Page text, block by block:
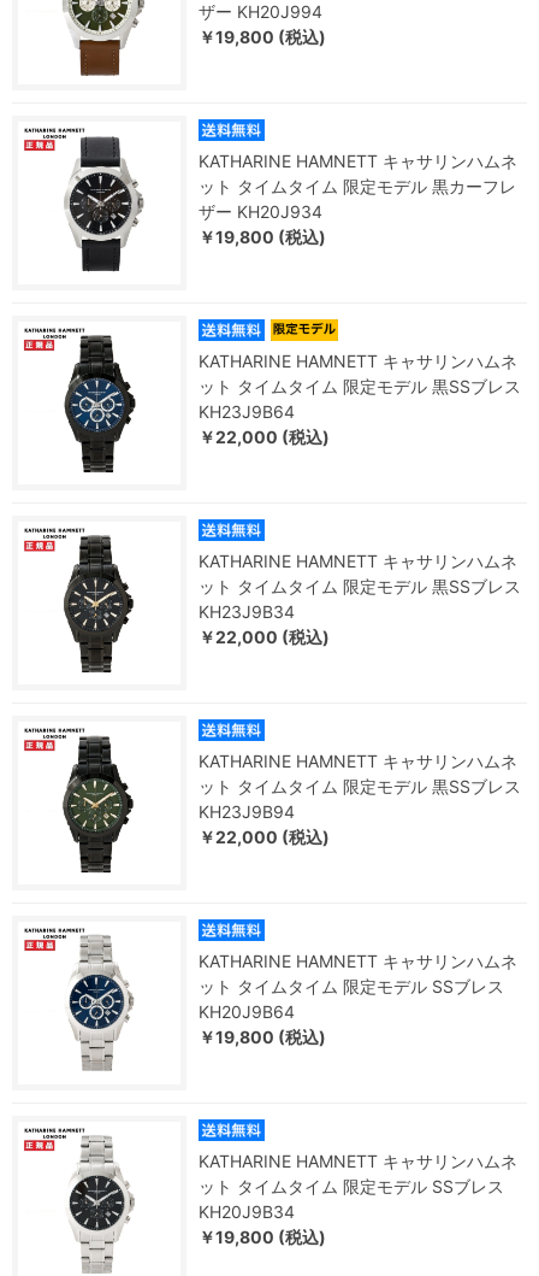
ザー KH20J994
￥19,800 (税込)
KATHARINE HAMNETT キャサリンハムネ
ット タイムタイム 限定モデル 黒カーフレ
ザー KH20J934
￥19,800 (税込)
KATHARINE HAMNETT キャサリンハムネ
ット タイムタイム 限定モデル 黒SSブレス
KH23J9B64
￥22,000 (税込)
KATHARINE HAMNETT キャサリンハムネ
ット タイムタイム 限定モデル 黒SSブレス
KH23J9B34
￥22,000 (税込)
KATHARINE HAMNETT キャサリンハムネ
ット タイムタイム 限定モデル 黒SSブレス
KH23J9B94
￥22,000 (税込)
KATHARINE HAMNETT キャサリンハムネ
ット タイムタイム 限定モデル SSブレス
KH20J9B64
￥19,800 (税込)
KATHARINE HAMNETT キャサリンハムネ
ット タイムタイム 限定モデル SSブレス
KH20J9B34
￥19,800 (税込)